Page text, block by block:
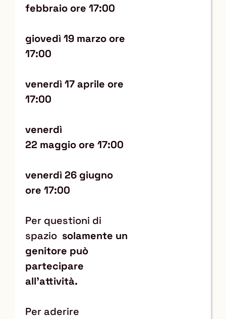
febbraio ore 17:00
giovedì 19 marzo ore
17:00
venerdì 17aprile ore
17:00
venerdì
22 maggio ore 17:00
venerdì 26 giugno
ore 17:00
Per questioni di
spazio solamente un
genitore può
partecipare
all'attività.
Per aderire